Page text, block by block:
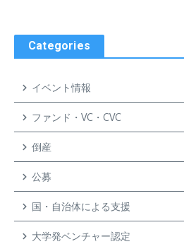
Categories
イベント情報
ファンド・VC・CVC
倒産
公募
国・自治体による支援
大学発ベンチャー認定